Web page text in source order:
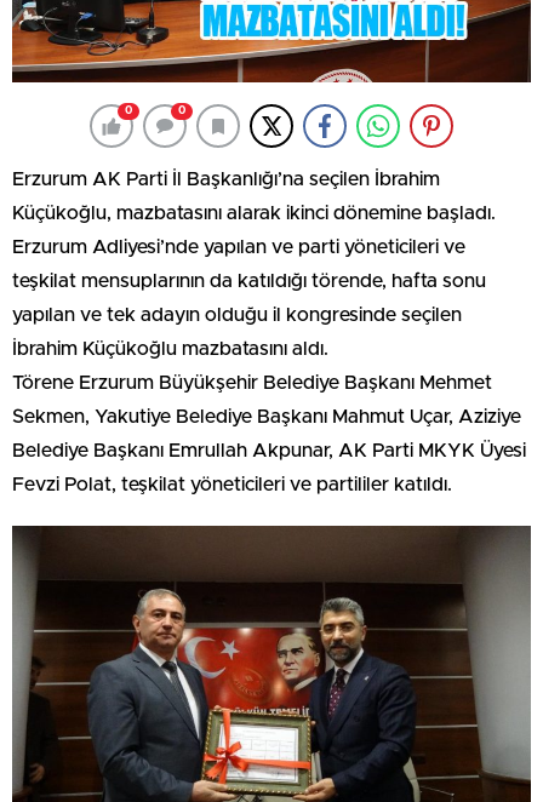
0 0
Erzurum AK Parti İl Başkanlığı’na seçilen İbrahim
Küçükoğlu, mazbatasını alarak ikinci dönemine başladı.
Erzurum Adliyesi’nde yapılan ve parti yöneticileri ve
teşkilat mensuplarının da katıldığı törende, hafta sonu
yapılan ve tek adayın olduğu il kongresinde seçilen
İbrahim Küçükoğlu mazbatasını aldı.
Törene Erzurum Büyükşehir Belediye Başkanı Mehmet
Sekmen, Yakutiye Belediye Başkanı Mahmut Uçar, Aziziye
Belediye Başkanı Emrullah Akpunar, AK Parti MKYK Üyesi
Fevzi Polat, teşkilat yöneticileri ve partililer katıldı.